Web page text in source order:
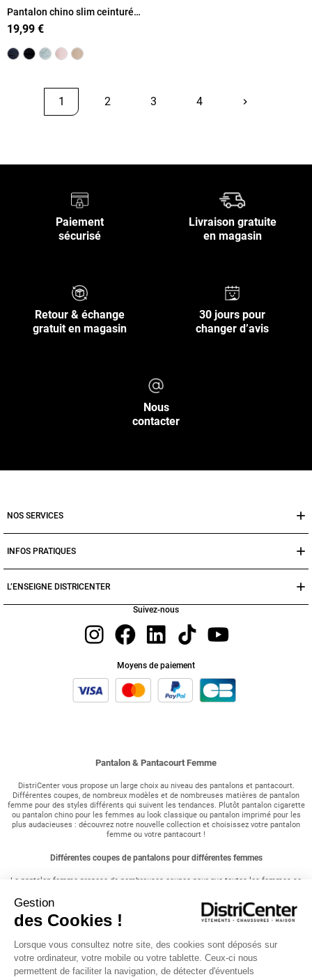
Gestion
des Cookies !
Lorsque vous consultez notre site, des cookies sont déposés sur
votre ordinateur, votre mobile ou votre tablette. Ceux-ci nous
permettent de faciliter la navigation, de détecter d'éventuels
Pantalon & Pantacourt Femme
DistriCenter vous propose un large choix au niveau des pantalons et pantacourt.
Différentes coupes, de nombreux modèles et de nombreuses matières de pantalon
femme pour des styles différents qui suivent les tendances. Plutôt pantalon cigarette
ou pantalon chino pour les femmes au look classique ou pantalon imprimé pour les
plus audacieuses : découvrez notre nouvelle collection et choisissez votre pantalon
femme ou votre pantacourt !
Différentes coupes de pantalons pour différentes femmes
Le pantalon femme propose de nombreuses coupes pour que toutes les femmes se
coupe près du corps, très ajustée au niveau des hanches et des cuisses pour un effet
allongeant. Cette coupe est aussi très présente dans les jeans et est très facile à
associer. Certaines préfèreront le skinny, encore plus resserré au niveau des chevilles
longues jambes. Le pantacourt peut se révéler très pratique à porter lors de la
période estival avec une tunique femme ou tout simplement avec un petit haut. Au
contraire, pour un look bohème, pensez au pantalon ample ou pantalon fluide associé
à un haut à motifs ethniques. Nous vous proposons également des pantalons plus
Pantalon chino slim ceinturé
femme
19,99 €
1 2 3 4 keyboard_arrow_rightSuivant
Paiement
sécurisé
Livraison gratuite
en magasin
Retour & échange
gratuit en magasin
30 jours pour
changer d’avis
Nous
contacter
NOS SERVICES
INFOS PRATIQUES
L’ENSEIGNE DISTRICENTER
Suivez-nous
Moyens de paiement